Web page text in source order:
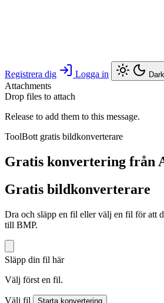
Registrera dig Logga in
Attachments
Drop files to attach
Release to add them to this message.
ToolBott gratis bildkonverterare
Gratis konvertering från
Gratis bildkonverterare
Dra och släpp en fil eller välj en fil för att
till BMP.
Släpp din fil här
Välj först en fil.
Välj fil Starta konvertering